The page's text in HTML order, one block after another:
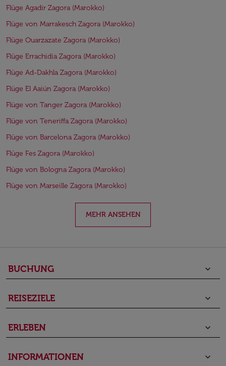
Flüge Agadir Zagora (Marokko)
Flüge von Marrakesch Zagora (Marokko)
Flüge Ouarzazate Zagora (Marokko)
Flüge Errachidia Zagora (Marokko)
Flüge Ad-Dakhla Zagora (Marokko)
Flüge El Aaiún Zagora (Marokko)
Flüge von Tanger Zagora (Marokko)
Flüge von Teneriffa Zagora (Marokko)
Flüge von Barcelona Zagora (Marokko)
Flüge Fes Zagora (Marokko)
Flüge von Bologna Zagora (Marokko)
Flüge von Marseille Zagora (Marokko)
MEHR ANSEHEN
BUCHUNG keyboard_arrow_down
REISEZIELE keyboard_arrow_down
ERLEBEN keyboard_arrow_down
INFORMATIONEN keyboard_arrow_down